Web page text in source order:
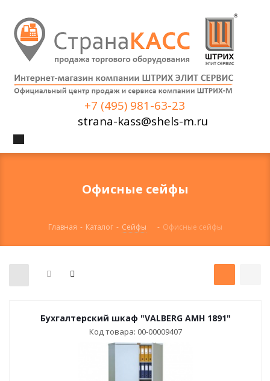
+7 (495) 981-63-23
strana-kass@shels-m.ru
Офисные сейфы
Главная - Каталог - Сейфы - Офисные сейфы
Бухгалтерский шкаф "VALBERG AMH 1891"
Код товара: 00-00009407